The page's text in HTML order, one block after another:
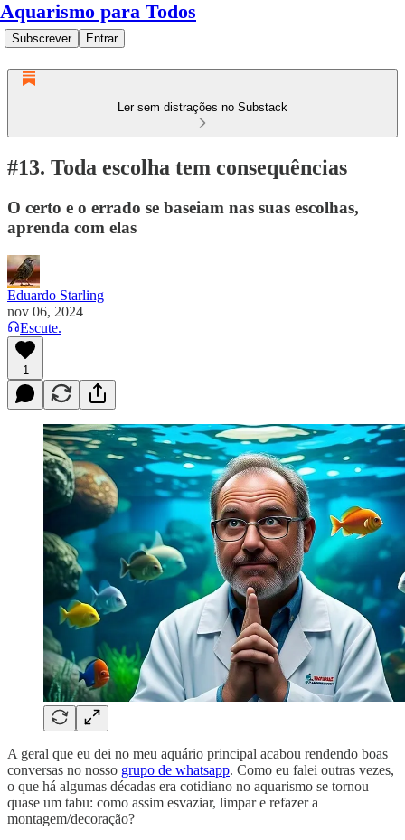
Aquarismo para Todos
Subscrever Entrar
Ler sem distrações no Substack
#13. Toda escolha tem consequências
O certo e o errado se baseiam nas suas escolhas,
aprenda com elas
Eduardo Starling
nov 06, 2024
Escute.
1
A geral que eu dei no meu aquário principal acabou rendendo boas
conversas no nosso grupo de whatsapp. Como eu falei outras vezes,
o que há algumas décadas era cotidiano no aquarismo se tornou
quase um tabu: como assim esvaziar, limpar e refazer a
montagem/decoração?